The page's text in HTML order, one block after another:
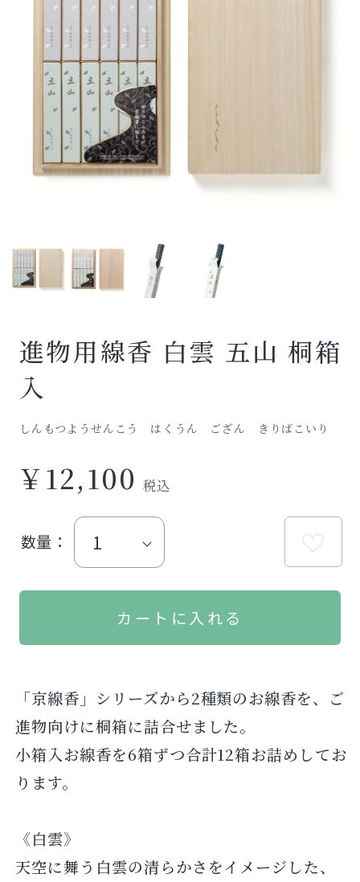
進物用線香 白雲 五山 桐箱
入
しんもつようせんこう はくうん ござん きりばこいり
￥12,100
数量：
「京線香」シリーズから2種類のお線香を、ご
進物向けに桐箱に詰合せました。
小箱入お線香を6箱ずつ合計12箱お詰めしてお
ります。
《白雲》
天空に舞う白雲の清らかさをイメージした、